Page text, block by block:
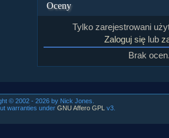
Oceny
Tylko zarejestrowani
Zaloguj się lub
Brak
© 2002 - 2026 by Nick Jones.
warranties under GNU Affero GPL v3.